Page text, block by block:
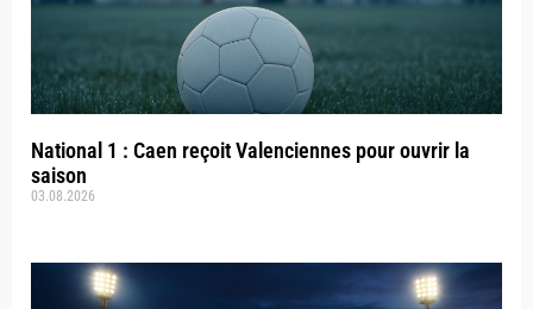
National 1 : Caen reçoit Valenciennes pour ouvrir la
saison
03.08.2026